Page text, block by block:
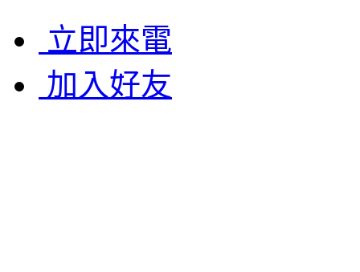
立即來電
加入好友